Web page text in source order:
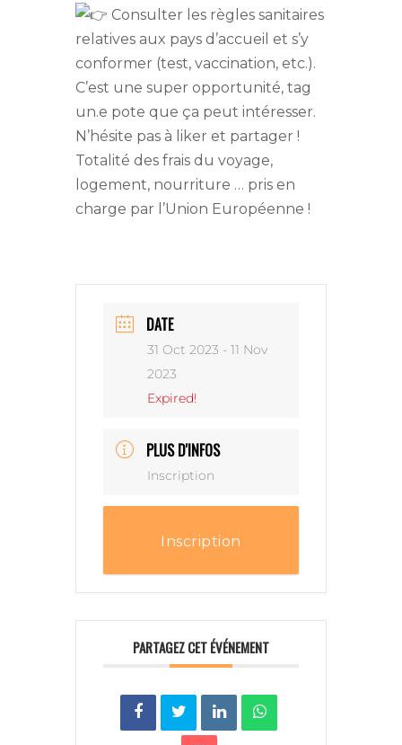
Consulter les règles sanitaires
relatives aux pays d’accueil et s’y
conformer (test, vaccination, etc.).
C’est une super opportunité, tag
un.e pote que ça peut intéresser.
N’hésite pas à liker et partager !
Totalité des frais du voyage,
logement, nourriture … pris en
charge par l’Union Européenne !
DATE
31 Oct 2023 - 11 Nov
2023
Expired!
PLUS D'INFOS
Inscription
Inscription
PARTAGEZ CET ÉVÉNEMENT